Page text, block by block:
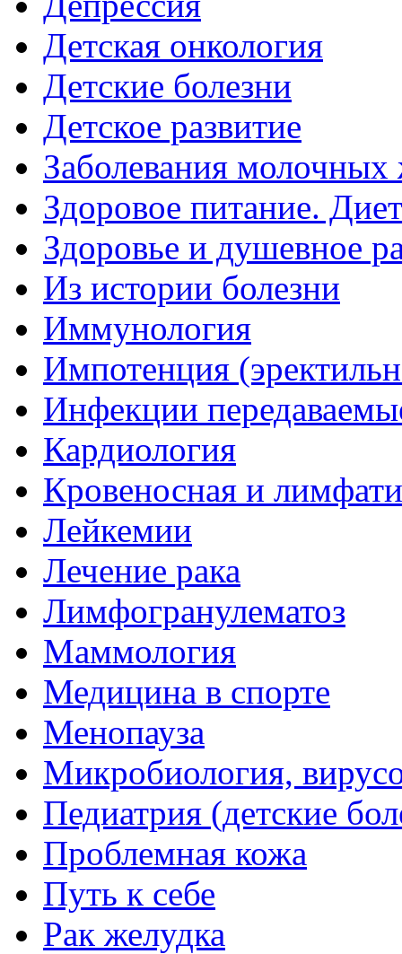
Детская онкология
Детские болезни
Детское развитие
Заболевания молочных
Здоровое питание.
Здоровье и душевное
Из истории болезни
Иммунология
Импотенция
Инфекции
Кардиология
Кровеносная и
Лейкемии
Лечение рака
Лимфогранулематоз
Маммология
Медицина в спорте
Менопауза
Микробиология,
Педиатрия (детские
Проблемная кожа
Путь к себе
Рак желудка